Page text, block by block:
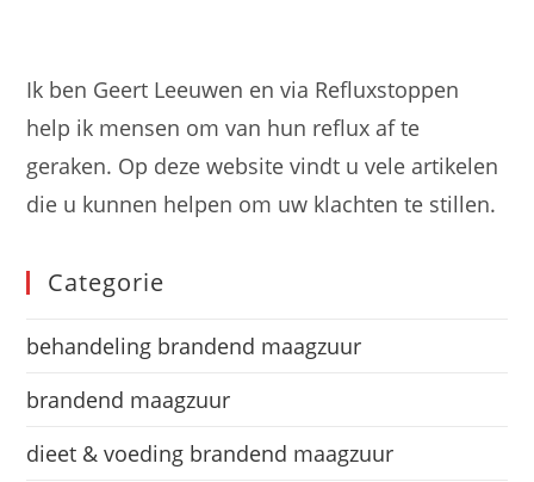
Ik ben Geert Leeuwen en via Refluxstoppen
help ik mensen om van hun reflux af te
geraken. Op deze website vindt u vele artikelen
die u kunnen helpen om uw klachten te stillen.
Categorie
behandeling brandend maagzuur
brandend maagzuur
dieet & voeding brandend maagzuur